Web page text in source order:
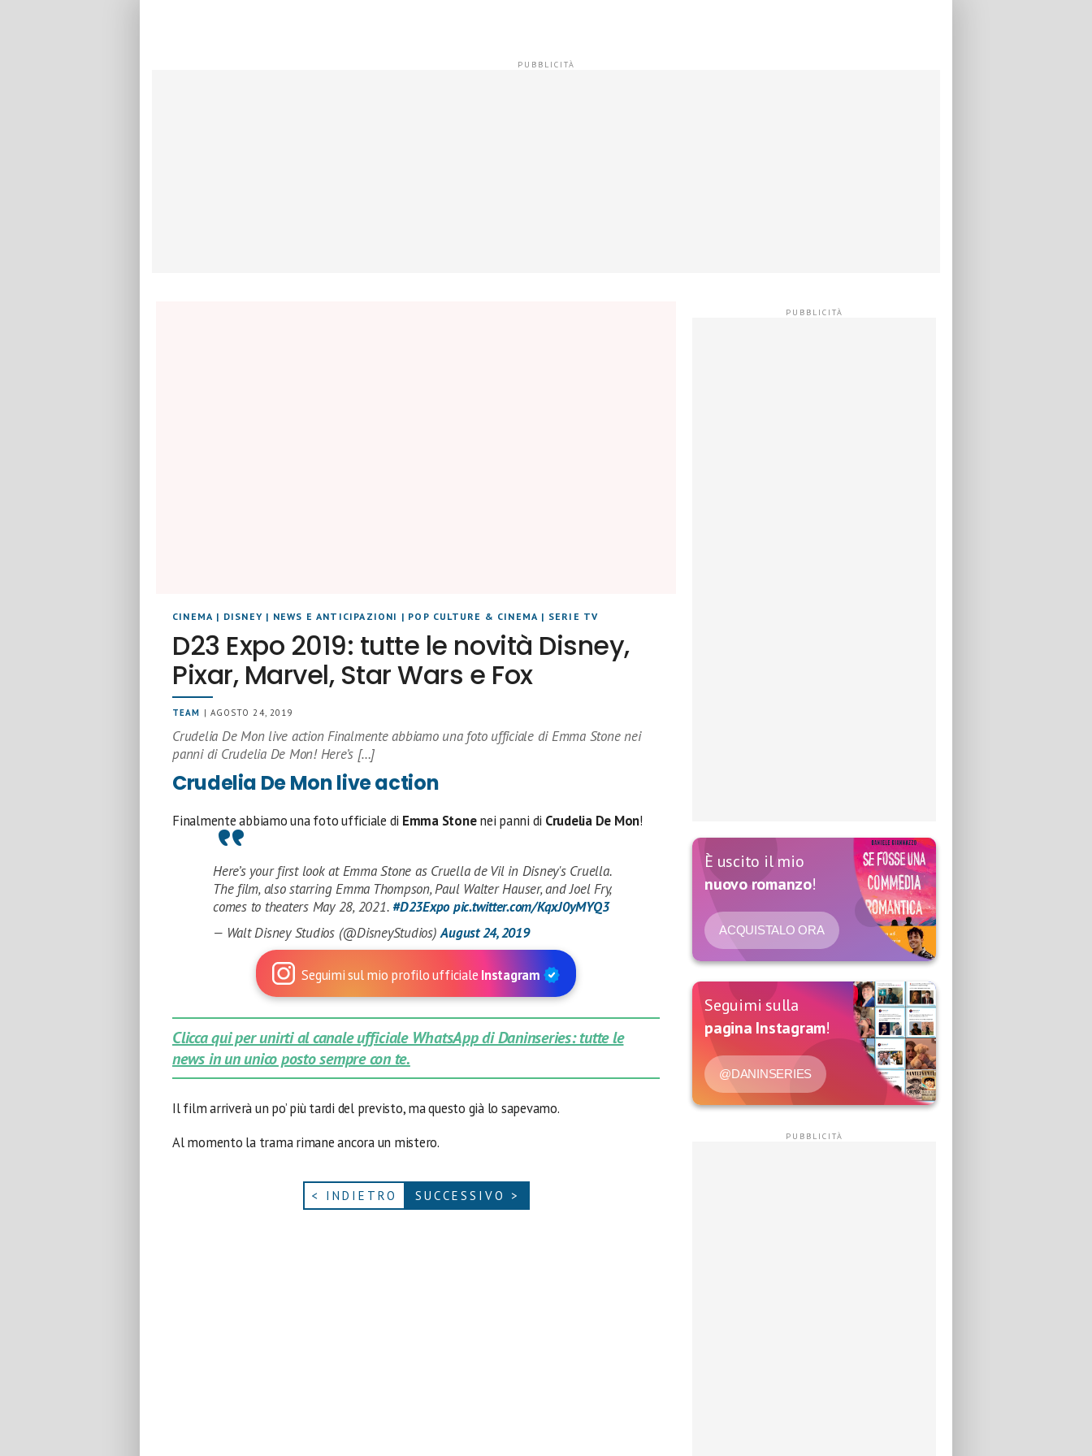
CINEMA | DISNEY | NEWS E ANTICIPAZIONI | POP CULTURE & CINEMA | SERIE TV
D23 Expo 2019: tutte le novità Disney,
Pixar, Marvel, Star Wars e Fox
TEAM | AGOSTO 24, 2019
Crudelia De Mon live action Finalmente abbiamo una foto ufficiale di Emma Stone nei
panni di Crudelia De Mon! Here’s […]
Crudelia De Mon live action
Finalmente abbiamo una foto ufficiale di Emma Stonenei panni di Crudelia De Mon!
Here’s your first look at Emma Stone as Cruella de Vil in Disney's Cruella.
The film, also starring Emma Thompson, Paul Walter Hauser, and Joel Fry,
comes to theaters May 28, 2021. #D23Expo pic.twitter.com/KqxJ0yMYQ3
— Walt Disney Studios (@DisneyStudios)August 24, 2019
Seguimi sul mio profilo ufficiale Instagram
Clicca qui per unirti al canale ufficiale WhatsApp di Daninseries: tutte le
news in un unico posto sempre con te.
Il film arriverà un po’ più tardi del previsto, ma questo già lo sapevamo.
Al momento la trama rimane ancora un mistero.
< INDIETRO SUCCESSIVO >
È uscito il mio
nuovo romanzo!
ACQUISTALO ORA
Seguimi sulla
pagina Instagram!
@DANINSERIES